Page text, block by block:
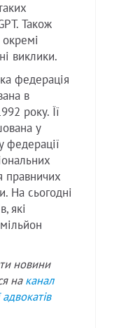
Також
виклики.
федерація
в
року. Її
у
федерації
правничих
На сьогодні
які
новини
на канал